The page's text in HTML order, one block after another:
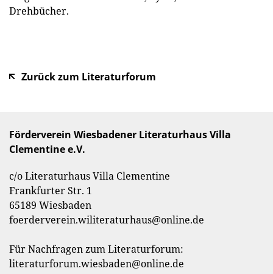
Drehbücher.
Zurück zum Literaturforum
Förderverein Wiesbadener Literaturhaus Villa
Clementine e.V.
c/o Literaturhaus Villa Clementine
Frankfurter Str. 1
65189 Wiesbaden
foerderverein.wiliteraturhaus@online.de
Für Nachfragen zum Literaturforum:
literaturforum.wiesbaden@online.de